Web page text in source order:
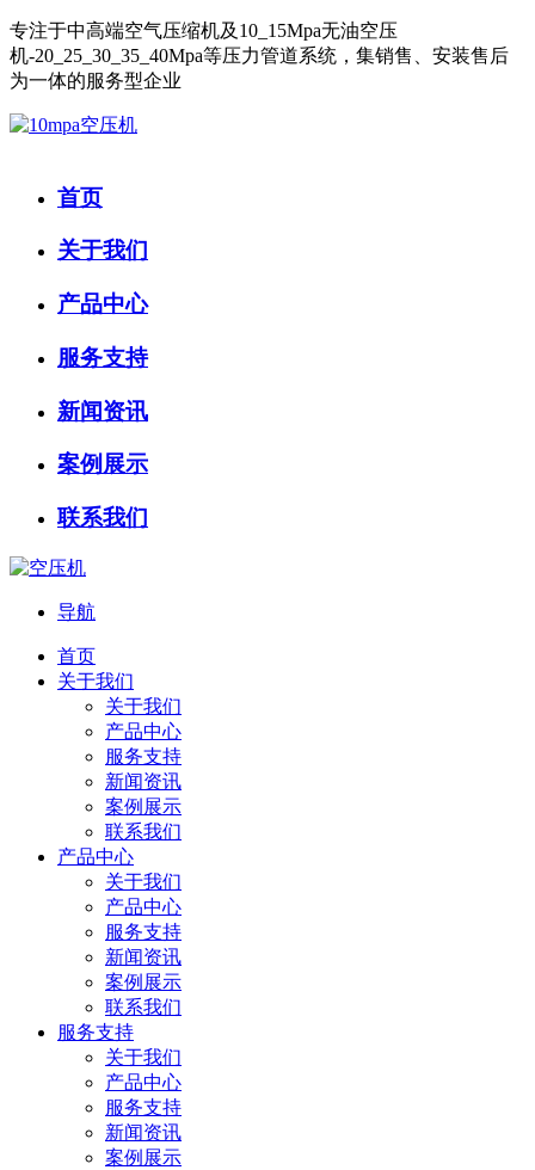
专注于中高端空气压缩机及10_15Mpa无油空压
机-20_25_30_35_40Mpa等压力管道系统，集销售、安装售后
为一体的服务型企业
首页
关于我们
产品中心
服务支持
新闻资讯
案例展示
联系我们
导航
首页
关于我们
关于我们
产品中心
服务支持
新闻资讯
案例展示
联系我们
产品中心
关于我们
产品中心
服务支持
新闻资讯
案例展示
联系我们
服务支持
关于我们
产品中心
服务支持
新闻资讯
案例展示